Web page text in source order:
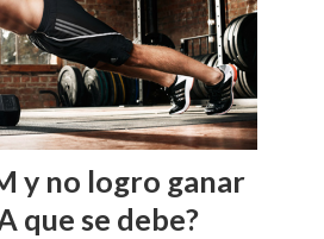
y no logro ganar
que se debe?